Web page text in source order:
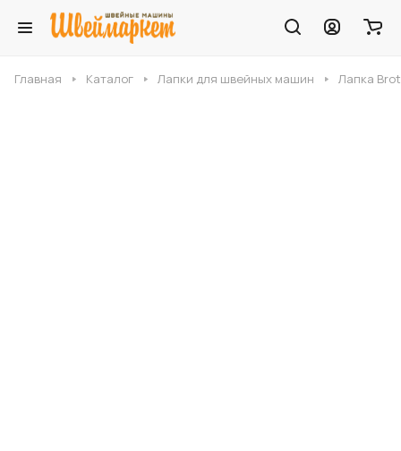
Главная Каталог Лапки для швейных машин Лапка